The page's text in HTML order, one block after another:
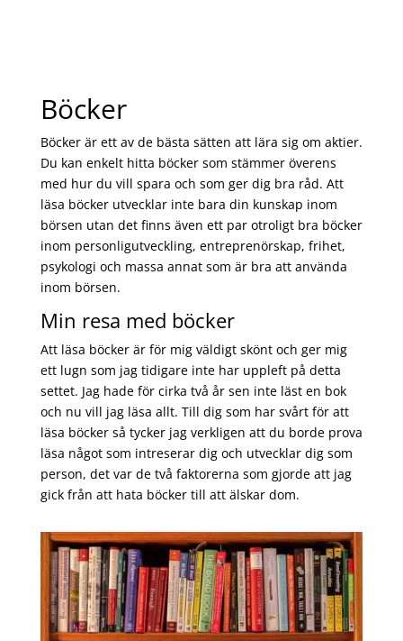
Böcker
Böcker är ett av de bästa sätten att lära sig om aktier.
Du kan enkelt hitta böcker som stämmer överens
med hur du vill spara och som ger dig bra råd. Att
läsa böcker utvecklar inte bara din kunskap inom
börsen utan det finns även ett par otroligt bra böcker
inom personligutveckling, entreprenörskap, frihet,
psykologi och massa annat som är bra att använda
inom börsen.
Min resa med böcker
Att läsa böcker är för mig väldigt skönt och ger mig
ett lugn som jag tidigare inte har uppleft på detta
settet. Jag hade för cirka två år sen inte läst en bok
och nu vill jag läsa allt. Till dig som har svårt för att
läsa böcker så tycker jag verkligen att du borde prova
läsa något som intreserar dig och utvecklar dig som
person, det var de två faktorerna som gjorde att jag
gick från att hata böcker till att älskar dom.